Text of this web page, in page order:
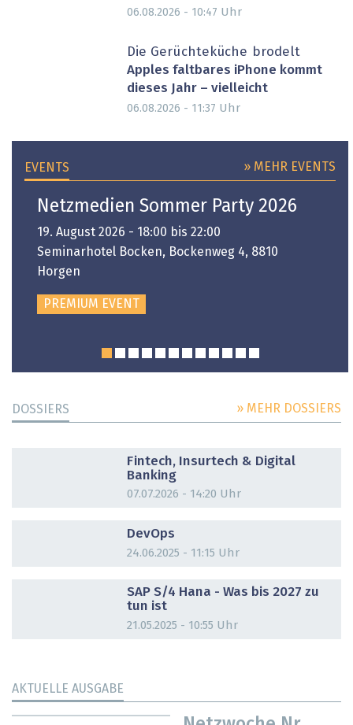
06.08.2026 - 10:47 Uhr
Die Gerüchteküche brodelt
Apples faltbares iPhone kommt
dieses Jahr – vielleicht
06.08.2026 - 11:37 Uhr
EVENTS » MEHR EVENTS
Netzmedien Sommer Party 2026
19. August 2026 - 18:00 bis 22:00
Seminarhotel Bocken, Bockenweg 4, 8810
Horgen
PREMIUM EVENT
DOSSIERS » MEHR DOSSIERS
Fintech, Insurtech & Digital
Banking
07.07.2026 - 14:20 Uhr
DevOps
24.06.2025 - 11:15 Uhr
SAP S/4 Hana - Was bis 2027 zu
tun ist
21.05.2025 - 10:55 Uhr
AKTUELLE AUSGABE